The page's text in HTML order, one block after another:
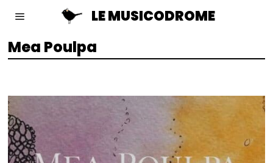
LE MUSICODROME
Mea Poulpa